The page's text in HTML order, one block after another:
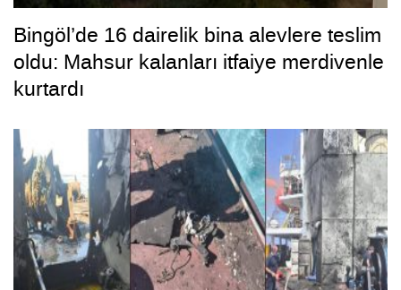
Bingöl’de 16 dairelik bina alevlere teslim
oldu: Mahsur kalanları itfaiye merdivenle
kurtardı